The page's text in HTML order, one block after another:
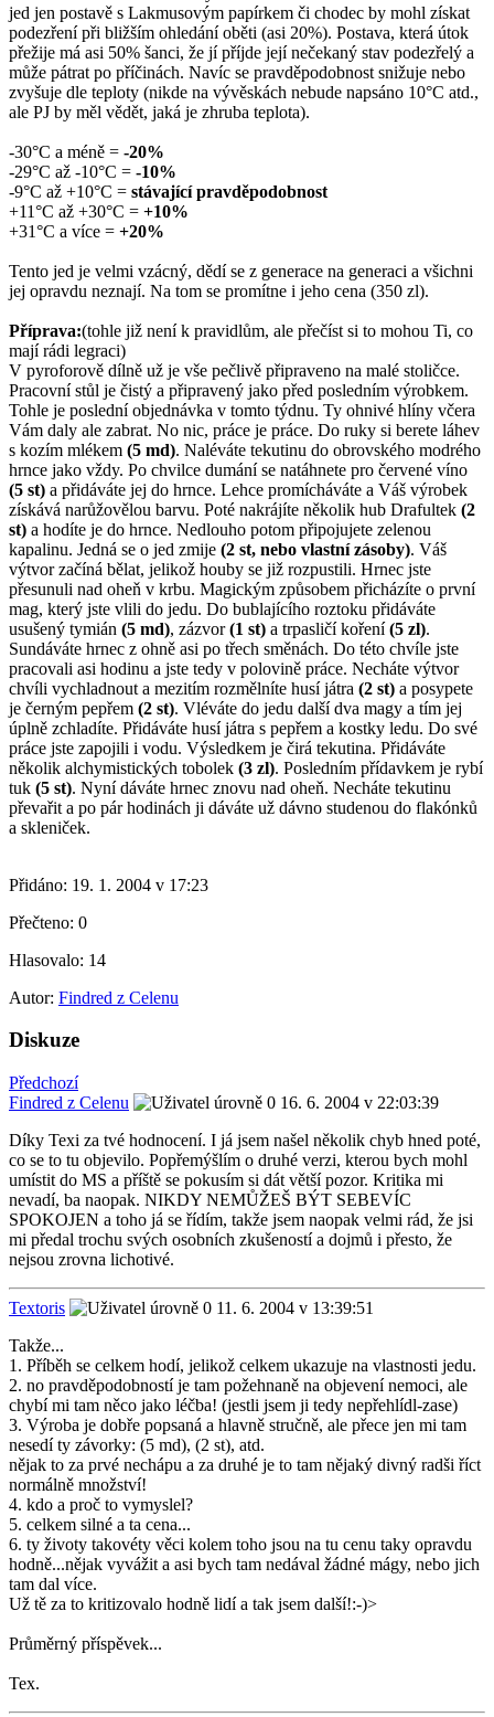
jed jen postavě s Lakmusovým papírkem či chodec by mohl získat
podezření při bližším ohledání oběti (asi 20%). Postava, která útok
přežije má asi 50% šanci, že jí příjde její nečekaný stav podezřelý a
může pátrat po příčinách. Navíc se pravděpodobnost snižuje nebo
zvyšuje dle teploty (nikde na vývěskách nebude napsáno 10°C atd.,
ale PJ by měl vědět, jaká je zhruba teplota).
-30°C a méně = -20%
-29°C až -10°C = -10%
-9°C až +10°C = stávající pravděpodobnost
+11°C až +30°C = +10%
+31°C a více = +20%
Tento jed je velmi vzácný, dědí se z generace na generaci a všichni
jej opravdu neznají. Na tom se promítne i jeho cena (350 zl).
Příprava:(tohle již není k pravidlům, ale přečíst si to mohou Ti, co
mají rádi legraci)
V pyroforově dílně už je vše pečlivě připraveno na malé stoličce.
Pracovní stůl je čistý a připravený jako před posledním výrobkem.
Tohle je poslední objednávka v tomto týdnu. Ty ohnivé hlíny včera
Vám daly ale zabrat. No nic, práce je práce. Do ruky si berete láhev
s kozím mlékem (5 md). Naléváte tekutinu do obrovského modrého
hrnce jako vždy. Po chvilce dumání se natáhnete pro červené víno
(5 st) a přidáváte jej do hrnce. Lehce promícháváte a Váš výrobek
získává narůžovělou barvu. Poté nakrájíte několik hub Drafultek (2
st) a hodíte je do hrnce. Nedlouho potom připojujete zelenou
kapalinu. Jedná se o jed zmije (2 st, nebo vlastní zásoby). Váš
výtvor začíná bělat, jelikož houby se již rozpustili. Hrnec jste
přesunuli nad oheň v krbu. Magickým způsobem přicházíte o první
mag, který jste vlili do jedu. Do bublajícího roztoku přidáváte
usušený tymián (5 md), zázvor(1 st) a trpasličí koření(5 zl).
Sundáváte hrnec z ohně asi po třech směnách. Do této chvíle jste
pracovali asi hodinu a jste tedy v polovině práce. Necháte výtvor
chvíli vychladnout a mezitím rozmělníte husí játra (2 st) a posypete
je černým pepřem (2 st). Vléváte do jedu další dva magy a tím jej
úplně zchladíte. Přidáváte husí játra s pepřem a kostky ledu. Do své
práce jste zapojili i vodu. Výsledkem je čirá tekutina. Přidáváte
několik alchymistických tobolek (3 zl). Posledním přídavkem je rybí
tuk (5 st). Nyní dáváte hrnec znovu nad oheň. Necháte tekutinu
převařit a po pár hodinách ji dáváte už dávno studenou do flakónků
a skleniček.
Přidáno: 19. 1. 2004 v 17:23
Přečteno: 0
Hlasovalo: 14
Autor: Findred z Celenu
Diskuze
Předchozí
Findred z Celenu
16. 6. 2004 v 22:03:39
Díky Texi za tvé hodnocení. I já jsem našel několik chyb hned poté,
co se to tu objevilo. Popřemýšlím o druhé verzi, kterou bych mohl
umístit do MS a příště se pokusím si dát větší pozor. Kritika mi
nevadí, ba naopak. NIKDY NEMŮŽEŠ BÝT SEBEVÍC
SPOKOJEN a toho já se řídím, takže jsem naopak velmi rád, že jsi
mi předal trochu svých osobních zkušeností a dojmů i přesto, že
nejsou zrovna lichotivé.
Textoris
11. 6. 2004 v 13:39:51
Takže...
1. Příběh se celkem hodí, jelikož celkem ukazuje na vlastnosti jedu.
2. no pravděpodobností je tam požehnaně na objevení nemoci, ale
chybí mi tam něco jako léčba! (jestli jsem ji tedy nepřehlídl-zase)
3. Výroba je dobře popsaná a hlavně stručně, ale přece jen mi tam
nesedí ty závorky: (5 md), (2 st), atd.
nějak to za prvé nechápu a za druhé je to tam nějaký divný radši říct
normálně množství!
4. kdo a proč to vymyslel?
5. celkem silné a ta cena...
6. ty životy takovéty věci kolem toho jsou na tu cenu taky opravdu
hodně...nějak vyvážit a asi bych tam nedával žádné mágy, nebo jich
tam dal více.
Už tě za to kritizovalo hodně lidí a tak jsem další!:-)>
Průměrný příspěvek...
Tex.